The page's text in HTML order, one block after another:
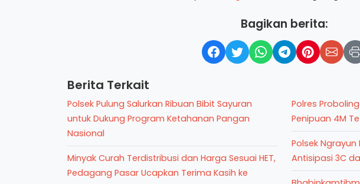
Bagikan berita:
Berita Terkait
Polsek Pulung Salurkan Ribuan Bibit Sayuran
untuk Dukung Program Ketahanan Pangan
Nasional
Minyak Curah Terdistribusi dan Harga Sesuai HET,
Pedagang Pasar Ucapkan Terima Kasih ke
Polres
Penipuan 4M
Polsek Ngrayun
Antisipasi 3C